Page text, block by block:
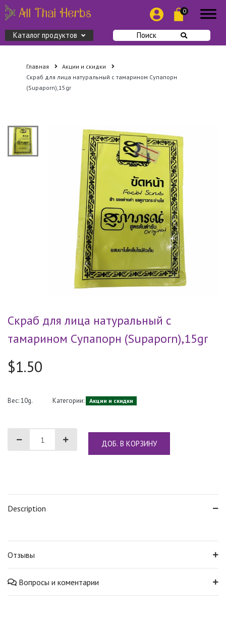
0
Каталог продуктов Поиск
Главная
Акции и скидки
Скраб для лица натуральный с тамарином Супапорн
(Supaporn),15gr
Скраб для лица натуральный с
тамарином Супапорн (Supaporn),15gr
$1.50
Вес: 10g. Категории: Акции и скидки
ДОБ. В КОРЗИНУ
Description
Отзывы
Вопросы и коментарии